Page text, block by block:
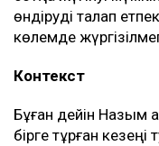
өндіруді талап
көлемде
Контекст
Бұған дейін Назым
бірге тұрған